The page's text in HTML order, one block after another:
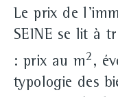
Le prix de
SEINE se lit à
: prix au m2 ,
typologie des